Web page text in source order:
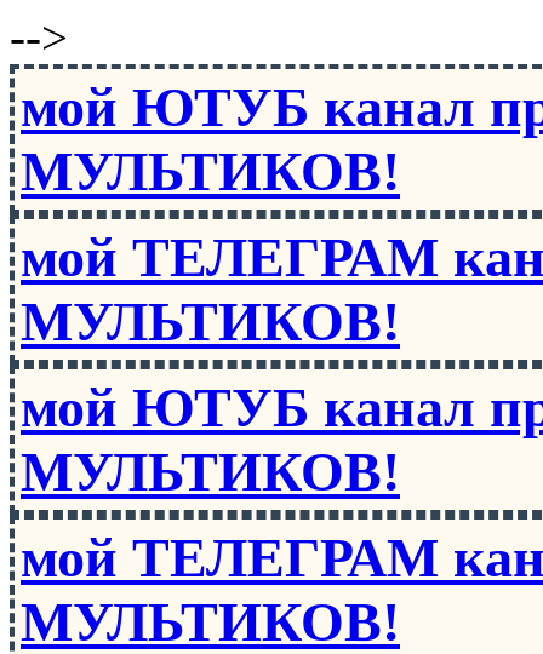
-->
мой ЮТУБ канал
МУЛЬТИКОВ!
мой ТЕЛЕГРАМ
МУЛЬТИКОВ!
мой ЮТУБ канал
МУЛЬТИКОВ!
мой ТЕЛЕГРАМ
МУЛЬТИКОВ!